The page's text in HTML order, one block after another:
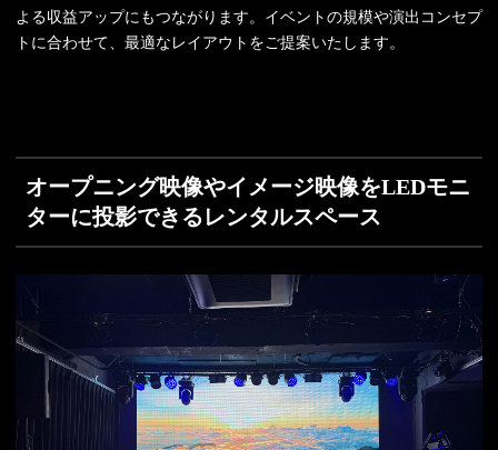
よる収益アップにもつながります。イベントの規模や演出コンセプ
トに合わせて、最適なレイアウトをご提案いたします。
オープニング映像やイメージ映像をLEDモニ
ターに投影できるレンタルスペース